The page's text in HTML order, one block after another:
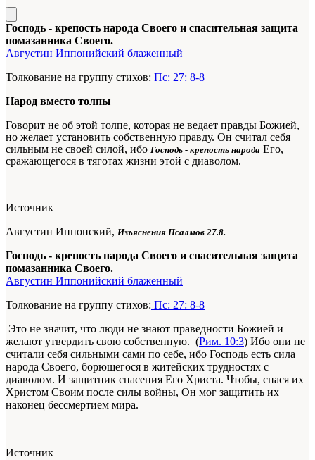
Господь - крепость народа Своего и спасительная защита
помазанника Своего.
Августин Иппонийский блаженный
Толкование на группу стихов: Пс: 27: 8-8
Народ вместо толпы
Говорит не об этой толпе, которая не ведает правды Божией,
но желает установить собственную правду. Он считал себя
сильным не своей силой, ибо Господь - крепость народа Его,
сражающегося в тяготах жизни этой с диаволом.
Источник
Августин Иппонский, Изъяснения Псалмов 27.8.
Господь - крепость народа Своего и спасительная защита
помазанника Своего.
Августин Иппонийский блаженный
Толкование на группу стихов: Пс: 27: 8-8
Это не значит, что люди не знают праведности Божией и
желают утвердить свою собственную. (Рим. 10:3) Ибо они не
считали себя сильными сами по себе, ибо Господь есть сила
народа Своего, борющегося в житейских трудностях с
диаволом. И защитник спасения Его Христа. Чтобы, спася их
Христом Своим после силы войны, Он мог защитить их
наконец бессмертием мира.
Источник